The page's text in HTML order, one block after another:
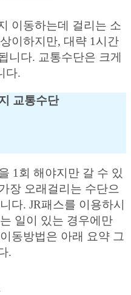
이동하는데 걸리는 소
이하지만, 대략 1시간
니다. 교통수단은 크게
다.
교통수단
1회 해야지만 갈 수 있
장 오래걸리는 수단으
다. JR패스를 이용하시
일이 있는 경우에만
동방법은 아래 요약 그
.